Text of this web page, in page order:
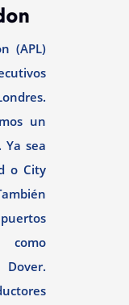
(APL)
un
sea
o City
como